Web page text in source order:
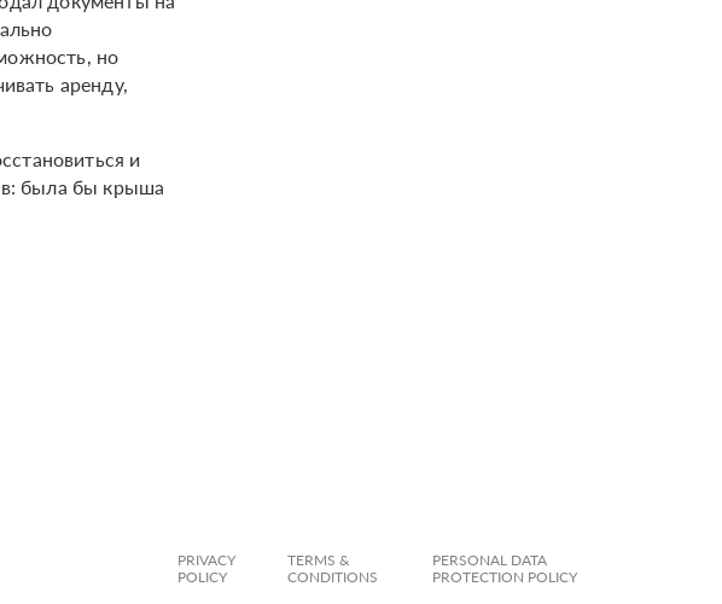
но
аренду,
и
была бы крыша
PRIVACY
POLICY
TERMS &
CONDITIONS
PERSONAL DATA
PROTECTION POLICY